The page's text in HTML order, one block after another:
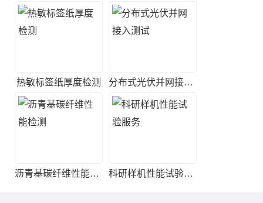
热敏标签纸厚度检测 分布式光伏并网接入测试
沥青基碳纤维性能检测 科研样机性能试验服务